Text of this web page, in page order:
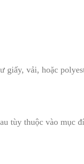
vải, hoặc
tùy thuộc vào mục